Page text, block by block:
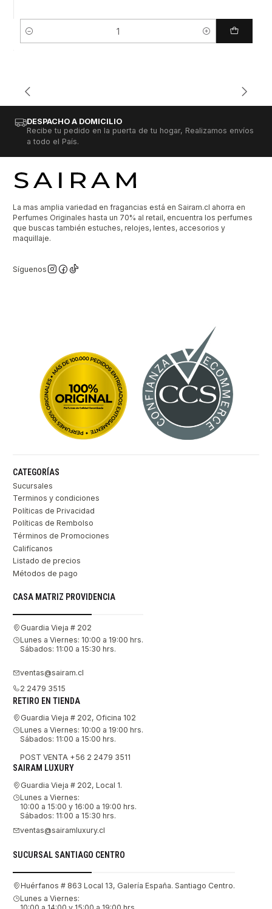
Cantidad
DESPACHO A DOMICILIO
Recibe tu pedido en la puerta de tu hogar, Realizamos envíos
a todo el País.
La mas amplia variedad en fragancias está en Sairam.cl ahorra en
Perfumes Originales hasta un 70% al retail, encuentra los perfumes
que buscas también estuches, relojes, lentes, accesorios y
maquillaje.
Síguenos
CATEGORÍAS
Sucursales
Terminos y condiciones
Políticas de Privacidad
Políticas de Rembolso
Términos de Promociones
Califícanos
Listado de precios
Métodos de pago
CASA MATRIZ PROVIDENCIA
Guardia Vieja # 202
Lunes a Viernes: 10:00 a 19:00 hrs.
Sábados: 11:00 a 15:30 hrs.
ventas@sairam.cl
2 2479 3515
RETIRO EN TIENDA
Guardia Vieja # 202, Oficina 102
Lunes a Viernes: 10:00 a 19:00 hrs.
Sábados: 11:00 a 15:00 hrs.
POST VENTA +56 2 2479 3511
SAIRAM LUXURY
Guardia Vieja # 202, Local 1.
Lunes a Viernes:
10:00 a 15:00 y 16:00 a 19:00 hrs.
Sábados: 11:00 a 15:30 hrs.
ventas@sairamluxury.cl
SUCURSAL SANTIAGO CENTRO
Huérfanos # 863 Local 13, Galería España. Santiago Centro.
Lunes a Viernes: